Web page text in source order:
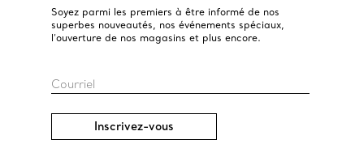
Soyez parmi les premiers à être informé de nos
superbes nouveautés, nos événements spéciaux,
l’ouverture de nos magasins et plus encore.
Courriel
Inscrivez-vous